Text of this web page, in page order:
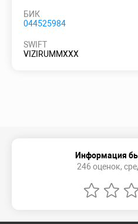
БИК
044525984
SWIFT
VIZIRUMMXXX
Информация
246 оценок,